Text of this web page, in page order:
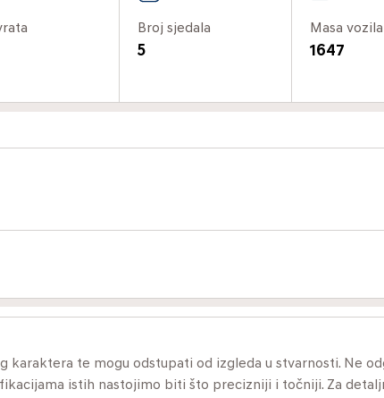
Broj sjedala
5
Masa
1647
karaktera te mogu odstupati od izgleda u stvarnosti. Ne
istih nastojimo biti što precizniji i točniji. Za